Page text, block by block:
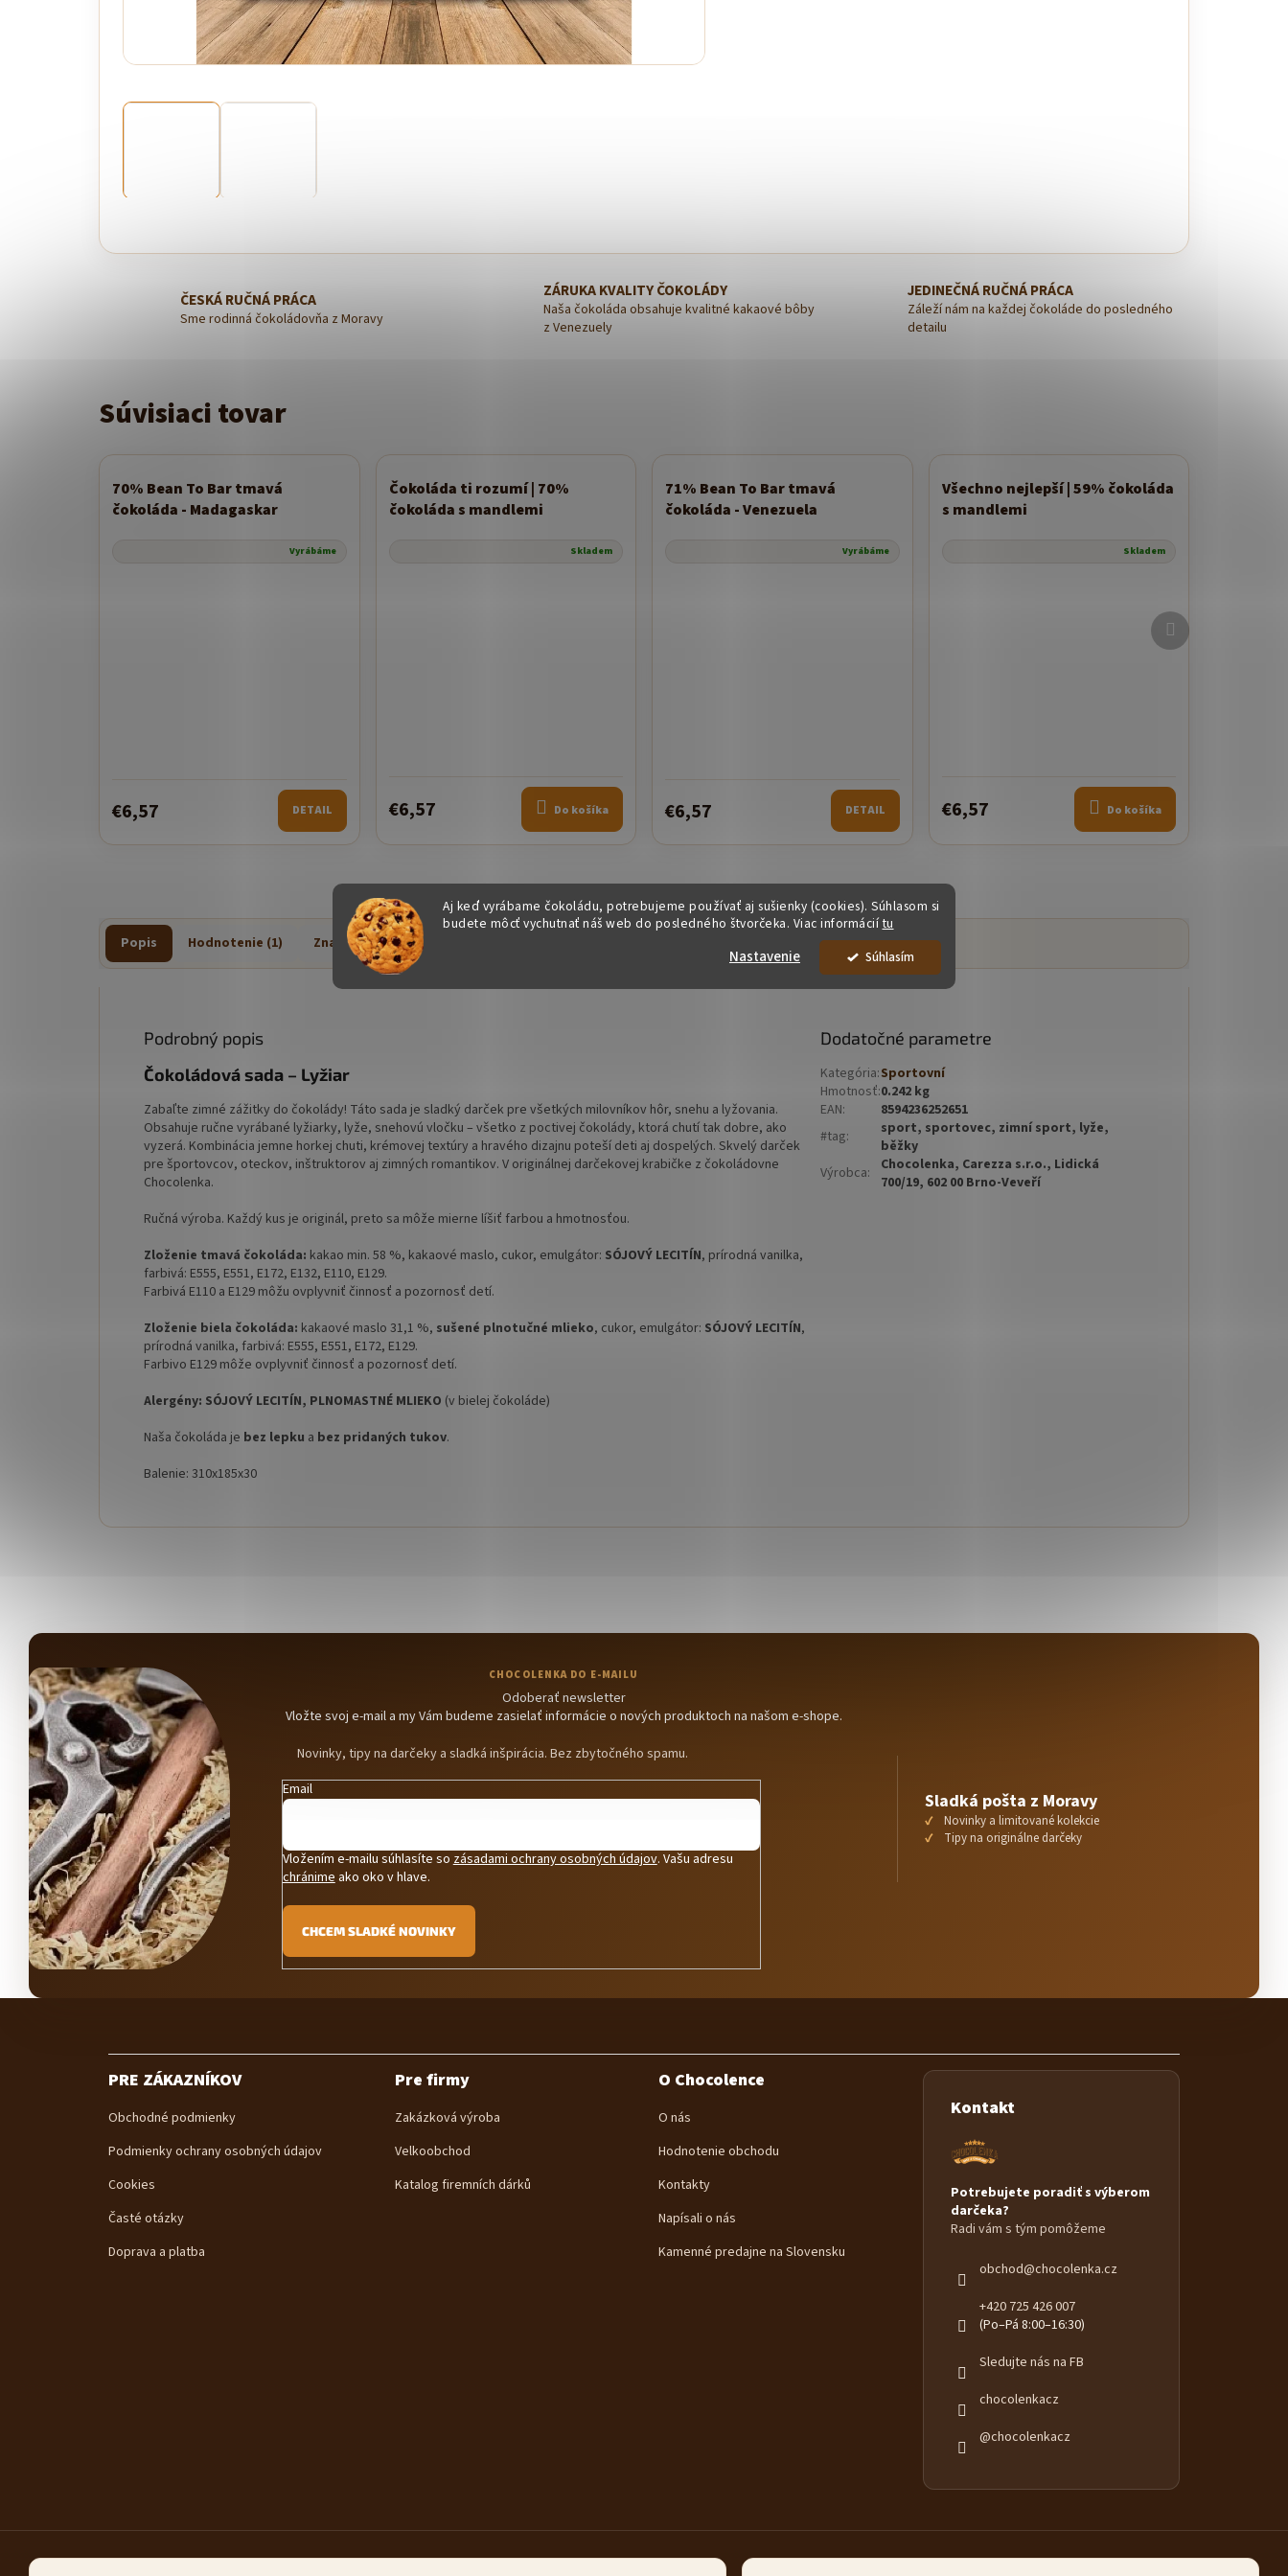
Aj keď vyrábame čokoládu, potrebujeme používať aj sušienky (cookies). Súhlasom si
budete môcť vychutnať náš web do posledného štvorčeka. Viac informáciítu
Súhlasím
Nastavenie
ČESKÁ RUČNÁ PRÁCA
Sme rodinná čokoládovňa z Moravy
ZÁRUKA KVALITY ČOKOLÁDY
Naša čokoláda obsahuje kvalitné kakaové bôby
z Venezuely
JEDINEČNÁ RUČNÁ PRÁCA
Záleží nám na každej čokoláde do posledného
detailu
Súvisiaci tovar
70% Bean To Bar tmavá
čokoláda - Madagaskar
Vyrábáme
€6,57 DETAIL
Novinka
Čokoláda ti rozumí | 70%
čokoláda s mandlemi
Skladem
€6,57 Do košíka
71% Bean To Bar tmavá
čokoláda - Venezuela
Vyrábáme
€6,57 DETAIL
Novinka
Všechno nejlepší | 59% čokoláda
s mandlemi
Skladem
€6,57 Do košíka
Ďalší
produkt
Popis Hodnotenie (1) Značka
Podrobný popis
Čokoládová sada – Lyžiar
Zabaľte zimné zážitky do čokolády! Táto sada je sladký darček pre všetkých milovníkov hôr, snehu a lyžovania.
Obsahuje ručne vyrábané lyžiarky, lyže, snehovú vločku – všetko z poctivej čokolády, ktorá chutí tak dobre, ako
vyzerá. Kombinácia jemne horkej chuti, krémovej textúry a hravého dizajnu poteší deti aj dospelých. Skvelý darček
pre športovcov, oteckov, inštruktorov aj zimných romantikov. V originálnej darčekovej krabičke z čokoládovne
Chocolenka.
Ručná výroba. Každý kus je originál, preto sa môže mierne líšiť farbou a hmotnosťou.
Zloženie tmavá čokoláda: kakao min. 58 %, kakaové maslo, cukor, emulgátor: SÓJOVÝ LECITÍN, prírodná vanilka,
farbivá: E555, E551, E172, E132, E110, E129.
Farbivá E110 a E129 môžu ovplyvniť činnosť a pozornosť detí.
Zloženie biela čokoláda: kakaové maslo 31,1 %, sušené plnotučné mlieko, cukor, emulgátor: SÓJOVÝ LECITÍN,
prírodná vanilka, farbivá: E555, E551, E172, E129.
Farbivo E129 môže ovplyvniť činnosť a pozornosť detí.
Alergény: SÓJOVÝ LECITÍN, PLNOMASTNÉ MLIEKO (v bielej čokoláde)
Naša čokoláda je bez lepku a bez pridaných tukov.
Balenie: 310x185x30
Dodatočné parametre
Kategória:Sportovní
Hmotnosť:0.242 kg
EAN:
8594236252651
#tag:
sport, sportovec, zimní sport, lyže,
běžky
Výrobca:
Chocolenka, Carezza s.r.o., Lidická
700/19, 602 00 Brno-Veveří
Odoberať newsletter
Vložte svoj e-mail a my Vám budeme zasielať informácie o nových produktoch na našom e-shope.
Novinky, tipy na darčeky a sladká inšpirácia. Bez zbytočného spamu.
Email
Vložením e-mailu súhlasíte sozásadami ochrany osobných údajov. Vašu adresu
chránimeako oko v hlave.
CHCEM SLADKÉ NOVINKY
Sladká pošta z Moravy
Novinky a limitované kolekcie
Tipy na originálne darčeky
PRE ZÁKAZNÍKOV
Obchodné podmienky
Podmienky ochrany osobných údajov
Cookies
Časté otázky
Doprava a platba
Pre firmy
Zakázková výroba
Velkoobchod
Katalog firemních dárků
O Chocolence
O nás
Hodnotenie obchodu
Kontakty
Napísali o nás
Kamenné predajne na Slovensku
Kontakt
Potrebujete poradiť s výberom
darčeka?
Radi vám s tým pomôžeme
obchod@chocolenka.cz
+420 725 426 007
(Po–Pá 8:00–16:30)
Sledujte nás na FB
chocolenkacz
@chocolenkacz